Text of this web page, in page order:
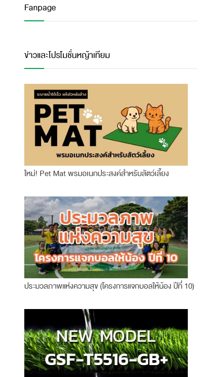
Fanpage
ข่าวและโปรโมชั่นหญ้าเทียม
ใหม่! Pet Mat พรมอเนกประสงค์สำหรับสัตว์เลี้ยง
ประมวลภาพแห่งความสุข (โครงการแจกบอลให้น้อง ปีที่ 10)